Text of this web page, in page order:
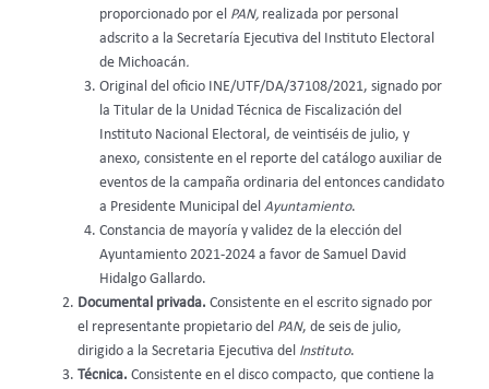
proporcionado por el PAN, realizada por personal
adscrito a la Secretaría Ejecutiva del Instituto Electoral
de Michoacán.
Original del oficio INE/UTF/DA/37108/2021, signado por
la Titular de la Unidad Técnica de Fiscalización del
Instituto Nacional Electoral, de veintiséis de julio, y
anexo, consistente en el reporte del catálogo auxiliar de
eventos de la campaña ordinaria del entonces candidato
a Presidente Municipal delAyuntamiento.
Constancia de mayoría y validez de la elección del
Ayuntamiento 2021-2024 a favor de Samuel David
Hidalgo Gallardo.
Documental privada. Consistente en el escrito signado por
el representante propietario del PAN, de seis de julio,
dirigido a la Secretaria Ejecutiva del Instituto.
Técnica. Consistente en el disco compacto, que contiene la